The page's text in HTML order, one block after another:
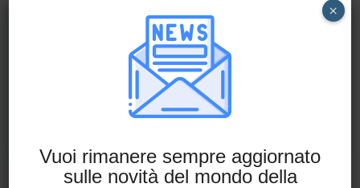
Non perderti le ultime novità in ambito
compliance.
Iscriviti alla newsletter
Vuoi rimanere sempre aggiornato
sulle novità del mondo della
×